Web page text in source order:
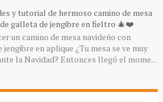
y tutorial de hermoso camino de mesa
galleta de jengibre en fieltro 🎄❤️
un camino de mesa navideño con
en aplique ¿Tu mesa se ve muy
la Navidad? Entonces llegó el mome...